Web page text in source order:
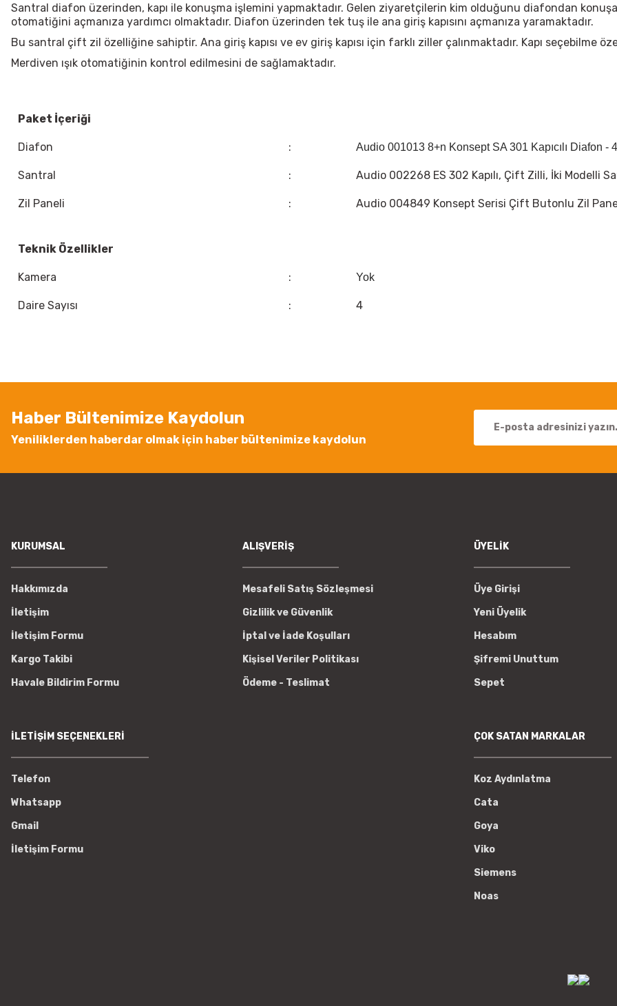
Santral diafon üzerinden, kapı ile konuşma işlemini yapmaktadır. Gelen ziyaretçilerin kim olduğunu diafondan
otomatiğini açmanıza yardımcı olmaktadır. Diafon üzerinden tek tuş ile ana giriş kapısını açmanıza yaramaktadır.
Bu santral çift zil özelliğine sahiptir. Ana giriş kapısı ve ev giriş kapısı için farklı ziller çalınmaktadır. Kapı seçebilme
Merdiven ışık otomatiğinin kontrol edilmesini de sağlamaktadır.
Paket İçeriği
Diafon : Audio 001013 8+n Konsept SA 301 Kapıcılı Diafon -
Santral : Audio 002268 ES 302 Kapılı, Çift Zilli, İki Modelli
Zil Paneli : Audio 004849 Konsept Serisi Çift Butonlu Zil
Teknik Özellikler
Kamera : Yok
Daire Sayısı : 4
Haber Bültenimize Kaydolun
Yeniliklerden haberdar olmak için haber bültenimize kaydolun
KURUMSAL
Hakkımızda
İletişim
İletişim Formu
Kargo Takibi
Havale Bildirim Formu
ALIŞVERİŞ
Mesafeli Satış Sözleşmesi
Gizlilik ve Güvenlik
İptal ve İade Koşulları
Kişisel Veriler Politikası
Ödeme - Teslimat
ÜYELİK
Üye Girişi
Yeni Üyelik
Hesabım
Şifremi Unuttum
Sepet
İLETİŞİM SEÇENEKLERİ
Telefon
Whatsapp
Gmail
İletişim Formu
ÇOK SATAN MARKALAR
Koz Aydınlatma
Cata
Goya
Viko
Siemens
Noas